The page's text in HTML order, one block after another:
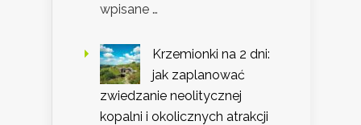
wpisane …
Krzemionki na 2 dni:
jak zaplanować
zwiedzanie neolitycznej
kopalni i okolicznych atrakcji